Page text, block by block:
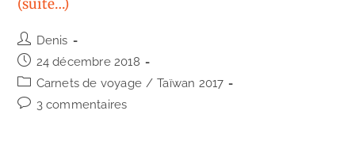
(suite…)
Auteur/autrice
de
publication :
Denis
Publication
publiée :
24 décembre 2018
Post
category:
Carnets de voyage / Taïwan 2017
Commentaires
3 commentaires